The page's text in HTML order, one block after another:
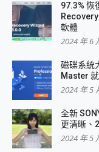
97.3% 恢
軟體
2024 年 6
磁碟系統
Master
2024 年 5
全新
更清晰、
2024 年 5